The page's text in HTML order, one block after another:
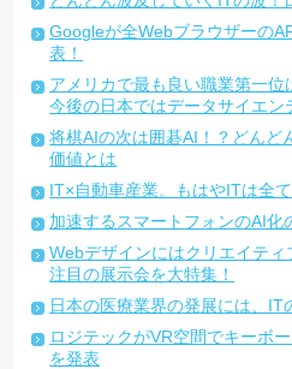
Googleが全Webブラウザーの
表！
アメリカで最も良い職業第一位
今後の日本ではデータサイエン
将棋AIの次は囲碁AI！？どんど
価値とは
IT×自動車産業。もはやITは全
加速するスマートフォンのAI化
Webデザインにはクリエイテ
注目の展示会を大特集！
日本の医療業界の発展には、IT
ロジテックがVR空間でキーボ
を発表